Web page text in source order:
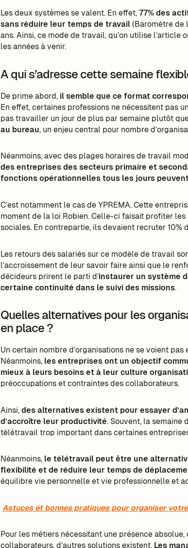
Les deux systèmes se valent. En effet,77% des
sans réduire leur temps de travail(Baromètre de
ans. Ainsi, ce mode de travail, qu’on utilise l’article
les années à venir.
A qui s’adresse cette semaine
De prime abord, il semble que ce format
En effet, certaines professions ne nécessitent pas
pas travailler un jour de plus par semaine plutôt
au bureau, un enjeu central pour nombre
Néanmoins, avec des plages horaires de travail
des entreprises des secteurs primaire et
fonctions opérationnelles tous les jours
C’est notamment le cas de YPREMA. Cette
moment de la loi Robien. Celle-ci faisait profiter
sociales. En contrepartie, ils devaient recruter 10%
Les retours des salariés sur ce modèle de travail
l’accroissement de leur savoir faire ainsi que le
décideurs prirent le parti d’instaurer un système
certaine continuité dans le suivi des missions.
Quelles alternatives pour les
en place ?
Un certain nombre d’organisations ne se voient
Néanmoins, les entreprises ont un objectif
mieux à leurs besoins et à leur culture
préoccupations et contraintes des collaborateurs.
Ainsi,des alternatives existent pour essayer
d’accroître leur productivité. Souvent, la semaine
télétravail trop important dans certaines
Néanmoins, le télétravail peut être une
flexibilité et de réduire leur temps de
équilibre vie personnelle et vie professionnelle et
Astuces et bonnes pratiques pour organiser
Pour les métiers nécessitant une présence
collaborateurs, d’autres solutions existent. Les